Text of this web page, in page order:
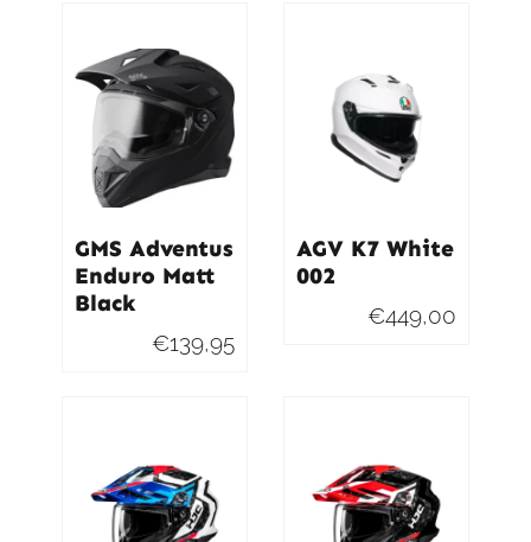
GMS Adventus
Enduro Matt
Black
€139,95
AGV K7 White
002
€449,00